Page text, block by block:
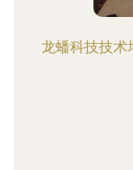
龙蟠科技技术